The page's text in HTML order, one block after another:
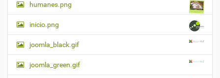
humanes.png
inicio.png
joomla_black.gif
joomla_green.gif